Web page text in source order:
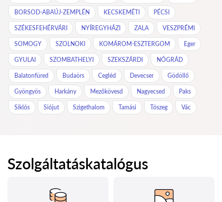
BORSOD-ABAÚJ-ZEMPLÉN KECSKEMÉTI PÉCSI
SZÉKESFEHÉRVÁRI NYÍREGYHÁZI ZALA VESZPRÉMI
SOMOGY SZOLNOKI KOMÁROM-ESZTERGOM Eger
GYULAI SZOMBATHELYI SZEKSZÁRDI NÓGRÁD
Balatonfüred Budaörs Cegléd Devecser Gödöllő
Gyöngyös Harkány Mezőkövesd Nagyecsed Paks
Siklós Siójut Szigethalom Tamási Tószeg Vác
Szolgáltatáskatalógus